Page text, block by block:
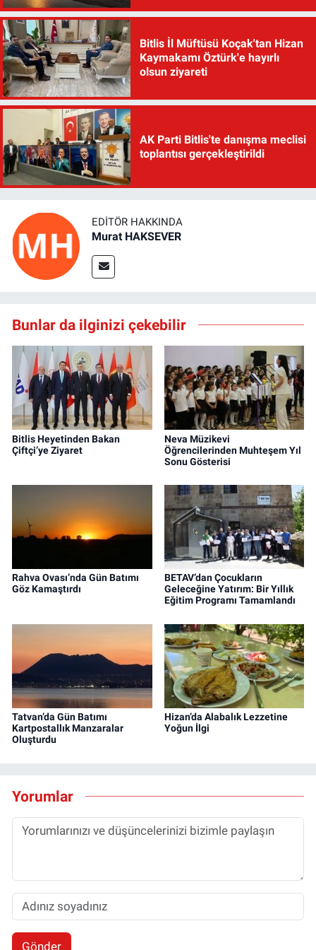
Bitlis İl Müftüsü Koçak'tan Hizan
Kaymakamı Öztürk'e hayırlı
olsun ziyareti
AK Parti Bitlis'te danışma meclisi
toplantısı gerçekleştirildi
EDITÖR HAKKINDA
Murat HAKSEVER
Bunlar da ilginizi çekebilir
Bitlis Heyetinden Bakan
Çiftçi’ye Ziyaret
Neva Müzikevi
Öğrencilerinden Muhteşem Yıl
Sonu Gösterisi
Rahva Ovası’nda Gün Batımı
Göz Kamaştırdı
BETAV’dan Çocukların
Geleceğine Yatırım: Bir Yıllık
Eğitim Programı Tamamlandı
Tatvan’da Gün Batımı
Kartpostallık Manzaralar
Oluşturdu
Hizan’da Alabalık Lezzetine
Yoğun İlgi
Yorumlar
Gönder